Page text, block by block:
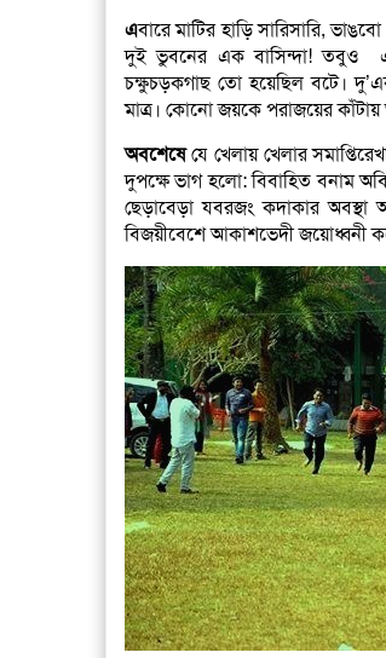
এবারে মাটির হাড়ি সারিসারি,
দুই ভুবনের এক বাসিন্দা! তবুও এই
চক্ষুচড়কগাছ তো হয়েছিল বটে।
মাত্র। কোনো জয়কে পরাজয়ের
অবশেষেযে খেলায় খেলার
দুপক্ষে ভাগ হলো: বিবাহিত বনাম
ছেড়াবেড়া যবরজং কদাকার অবস্থা
বিজয়ীবেশে আকাশভেদী জয়োধ্বনী